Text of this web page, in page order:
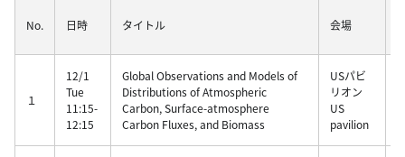
No. 日時 タイトル 会場
１
12/1
Tue
11:15-
12:15
Global Observations and Models of
Distributions of Atmospheric
Carbon, Surface-atmosphere
Carbon Fluxes, and Biomass
USパビ
リオン
US
pavilion